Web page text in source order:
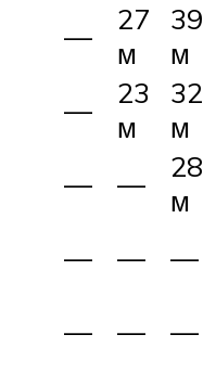
—
27
м
39
м
—
23
м
32
м
— —
28
м
— — —
— — —